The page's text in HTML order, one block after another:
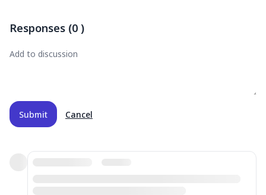
Responses (0)
Submit Cancel